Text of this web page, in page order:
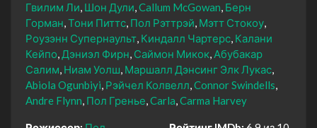
Гвилим Ли Шон Дули Callum McGowan Берн
Горман Тони Питтс Пол Рэттрэй Мэтт Стокоу
Роузэнн Супернаульт Киндалл Чартерс Калани
Кейпо Дэниэл Фирн Саймон Микок Абубакар
Салим Ниам Уолш Маршалл Дэнсинг Элк Лукас
Abiola Ogunbiyi Рэйчел Колвелл Connor Swindells
Andre Flynn Пол Гренье Carla Carma Harvey